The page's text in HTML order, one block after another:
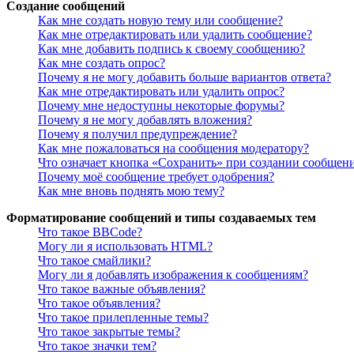
Создание сообщений
Как мне создать новую тему или сообщение?
Как мне отредактировать или удалить сообщение?
Как мне добавить подпись к своему сообщению?
Как мне создать опрос?
Почему я не могу добавить больше вариантов ответа?
Как мне отредактировать или удалить опрос?
Почему мне недоступны некоторые форумы?
Почему я не могу добавлять вложения?
Почему я получил предупреждение?
Как мне пожаловаться на сообщения модератору?
Что означает кнопка «Сохранить» при создании
Почему моё сообщение требует одобрения?
Как мне вновь поднять мою тему?
Форматирование сообщений и типы создаваемых тем
Что такое BBCode?
Могу ли я использовать HTML?
Что такое смайлики?
Могу ли я добавлять изображения к сообщениям?
Что такое важные объявления?
Что такое объявления?
Что такое прилепленные темы?
Что такое закрытые темы?
Что такое значки тем?